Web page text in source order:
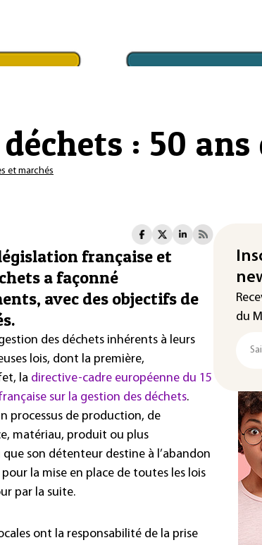
: 50 ans
et marchés
française et
a façonné
avec des objectifs de
des déchets inhérents à leurs
lois, dont la première,
la directive-cadre européenne du 15
sur la gestion des déchets.
processus de production, de
matériau, produit ou plus
son détenteur destine à l’abandon
la mise en place de toutes les lois
par la suite.
ont la responsabilité de la prise
du